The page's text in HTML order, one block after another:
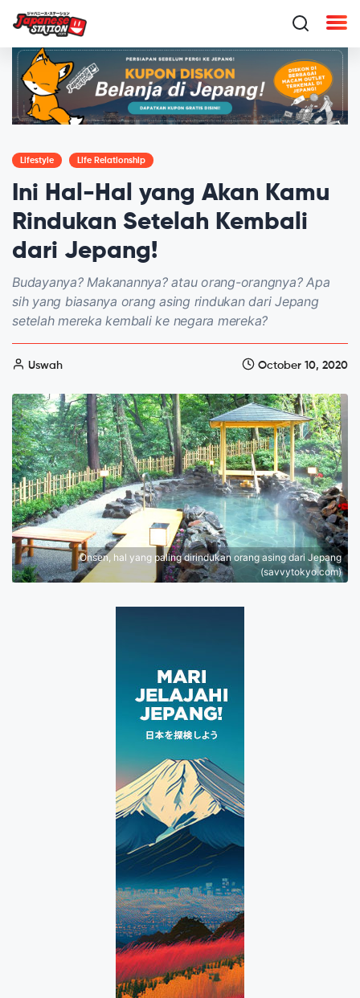
Lifestyle Life Relationship
Ini Hal-Hal yang Akan Kamu
Rindukan Setelah Kembali
dari Jepang!
Budayanya? Makanannya? atau orang-orangnya? Apa
sih yang biasanya orang asing rindukan dari Jepang
setelah mereka kembali ke negara mereka?
Uswah October 10, 2020
Onsen, hal yang paling dirindukan orang asing dari Jepang
(savvytokyo.com)